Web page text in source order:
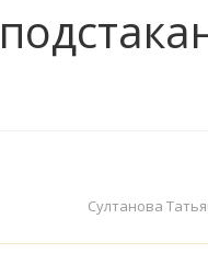
Султанова